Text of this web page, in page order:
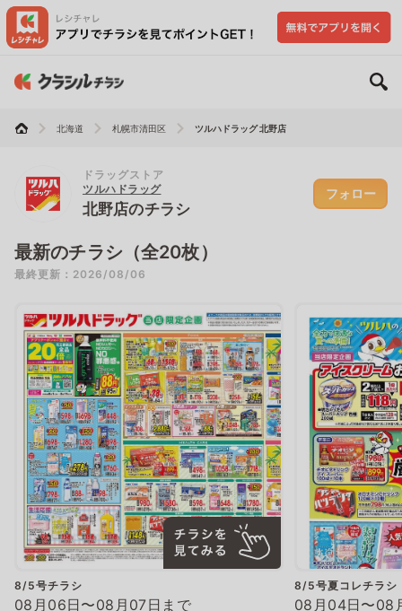
北海道 札幌市清田区 ツルハドラッグ 北野店
ドラッグストア
ツルハドラッグ
北野店のチラシ
フォロー
最新のチラシ（全20枚）
最終更新：2026/08/06
8/5号チラシ
08月06日〜08月07日まで
8/5号夏コレチラシ
08月04日〜08